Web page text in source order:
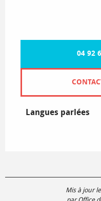
04 92
Langues parlées
Langues parlées
Mis à jour